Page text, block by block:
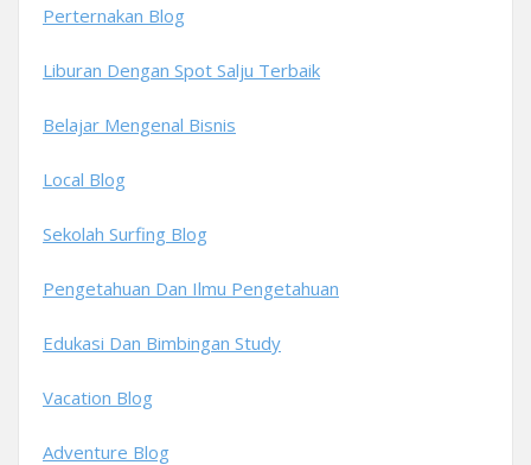
Perternakan Blog
Liburan Dengan Spot Salju Terbaik
Belajar Mengenal Bisnis
Local Blog
Sekolah Surfing Blog
Pengetahuan Dan Ilmu Pengetahuan
Edukasi Dan Bimbingan Study
Vacation Blog
Adventure Blog